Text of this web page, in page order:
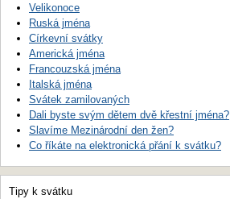
Velikonoce
Ruská jména
Církevní svátky
Americká jména
Francouzská jména
Italská jména
Svátek zamilovaných
Dali byste svým dětem dvě křestní jména?
Slavíme Mezinárodní den žen?
Co říkáte na elektronická přání k svátku?
Tipy k svátku